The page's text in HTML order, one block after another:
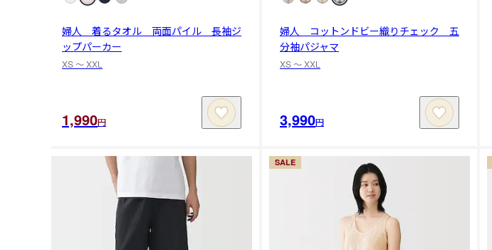
婦人 着るタオル 両面パイル 長袖ジ
ップパーカー
XS 〜 XXL
1,990円
婦人 コットンドビー織りチェック 五
分袖パジャマ
XS 〜 XXL
3,990円
SALE